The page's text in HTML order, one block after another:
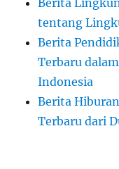
Berita
tentang
Berita
Terbaru
Indonesia
Berita
Terbaru dari